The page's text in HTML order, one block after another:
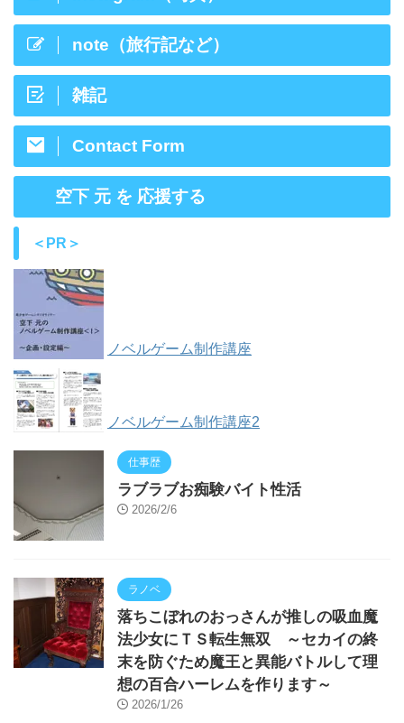
note（旅行記など）
雑記
Contact Form
空下 元 を 応援する
＜PR＞
ノベルゲーム制作講座
ノベルゲーム制作講座2
仕事歴
ラブラブお痴験バイト性活
2026/2/6
ラノベ
落ちこぼれのおっさんが推しの吸血魔
法少女にＴＳ転生無双 ～セカイの終
末を防ぐため魔王と異能バトルして理
想の百合ハーレムを作ります～
2026/1/26